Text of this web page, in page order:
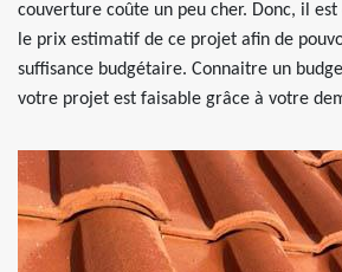
couverture coûte un peu cher. Donc, il
le prix estimatif de ce projet afin de
suffisance budgétaire. Connaitre un
votre projet est faisable grâce à votre